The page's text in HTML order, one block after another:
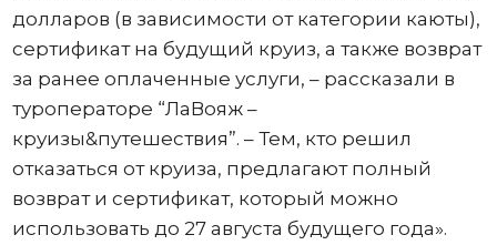
долларов (в зависимости от категории каюты),
сертификат на будущий круиз, а также возврат
за ранее оплаченные услуги, – рассказали в
туроператоре “ЛаВояж –
круизы&путешествия”. – Тем, кто решил
отказаться от круиза, предлагают полный
возврат и сертификат, который можно
использовать до 27 августа будущего года».